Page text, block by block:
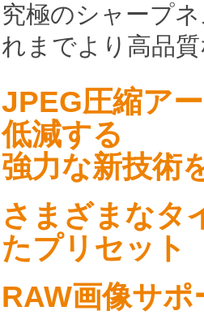
究極のシャープ
れまでより高品
JPEG圧縮ア
低減する
強力な新技術
さまざまなタ
たプリセット
RAW画像サポ